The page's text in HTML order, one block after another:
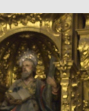
Saltar
al
contenido